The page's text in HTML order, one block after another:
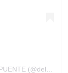
Una publicación compartida por CAFE DEL PUENTE (@delpuente.coffee)